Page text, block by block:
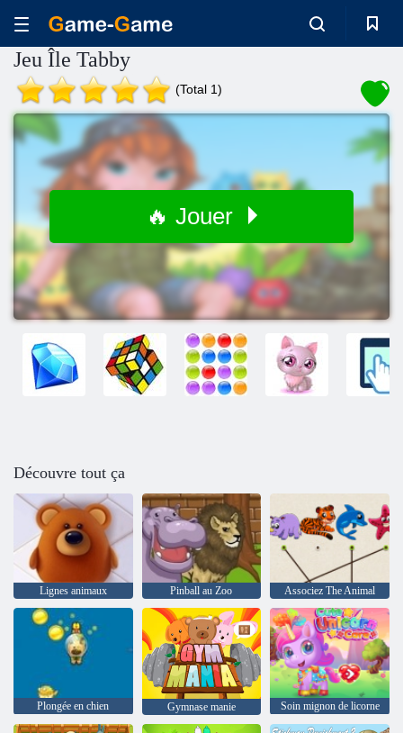
Jeu Île Tabby
(Total 1)
🔥 Jouer
Découvre tout ça
Lignes animaux Pinball au Zoo Associez The Animal
Plongée en chien Gymnase manie Soin mignon de licorne